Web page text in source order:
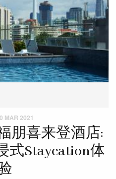
MAR 2021
朋喜来登酒店:
式Staycation体